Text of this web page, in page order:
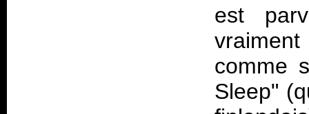
est
comme
Sleep"